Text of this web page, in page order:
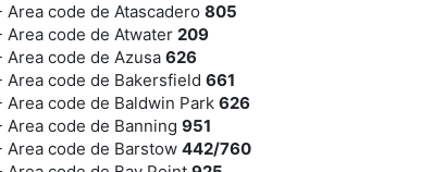
Area code de Atascadero 805
Area code de Atwater 209
Area code de Azusa 626
Area code de Bakersfield 661
Area code de Baldwin Park 626
Area code de Banning 951
Area code de Barstow 442/760